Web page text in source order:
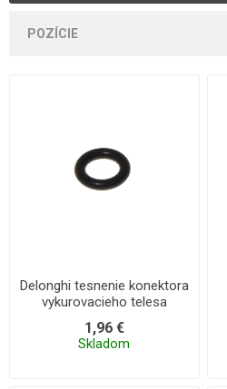
Delonghi tesnenie konektora
vykurovacieho telesa
1,96 €
Skladom